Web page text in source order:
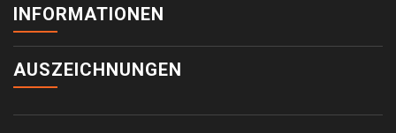
INFORMATIONEN
AUSZEICHNUNGEN